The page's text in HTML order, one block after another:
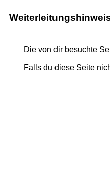
Die von dir besuchte
Falls du diese Seite